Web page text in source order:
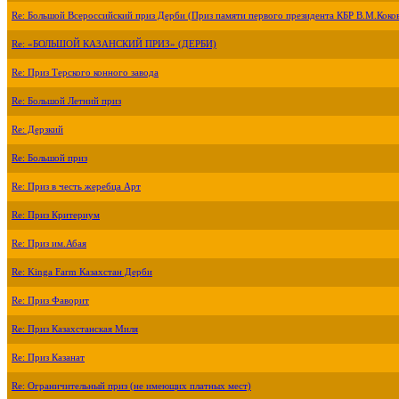
Re: Большой Всероссийский приз Дерби (Приз памяти первого президента КБР
Re: «БОЛЬШОЙ КАЗАНСКИЙ ПРИЗ» (ДЕРБИ)
Re: Приз Терского конного завода
Re: Большой Летний приз
Re: Дерзкий
Re: Большой приз
Re: Приз в честь жеребца Арт
Re: Приз Критериум
Re: Приз им.Абая
Re: Kinga Farm Казахстан Дерби
Re: Приз Фаворит
Re: Приз Казахстанская Миля
Re: Приз Казанат
Re: Ограничительный приз (не имеющих платных мест)